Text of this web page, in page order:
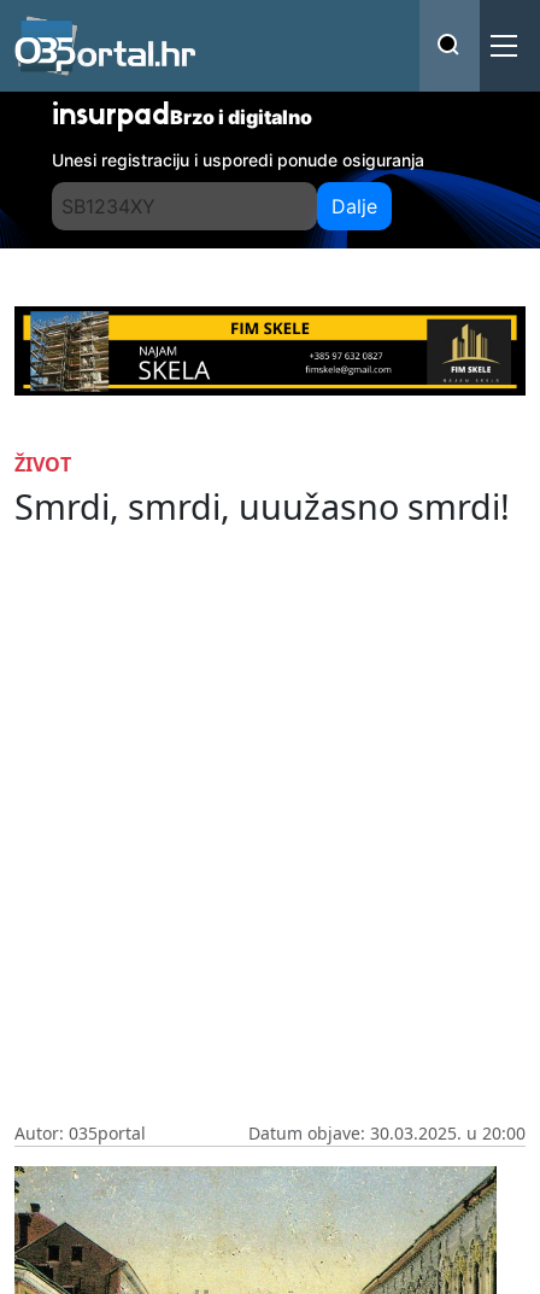
insurpadBrzo i digitalno
Unesi registraciju i usporedi ponude osiguranja
Dalje
ŽIVOT
Smrdi, smrdi, uuužasno smrdi!
Autor: 035portal Datum objave: 30.03.2025. u 20:00